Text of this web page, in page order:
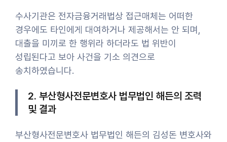
수사기관은 전자금융거래법상 접근매체는 어떠한
경우에도 타인에게 대여하거나 제공해서는 안 되며,
대출을 미끼로 한 행위라 하더라도 법 위반이
성립된다고 보아 사건을 기소 의견으로
송치하였습니다.
2. 부산형사전문변호사 법무법인 해든의 조력
및 결과
부산형사전문변호사 법무법인 해든의 김성돈 변호사와